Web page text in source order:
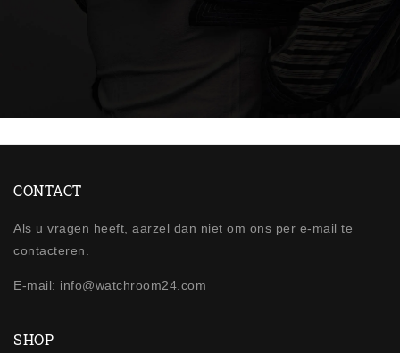
CONTACT
Als u vragen heeft, aarzel dan niet om ons per e-mail te
contacteren.
E-mail: info@watchroom24.com
SHOP